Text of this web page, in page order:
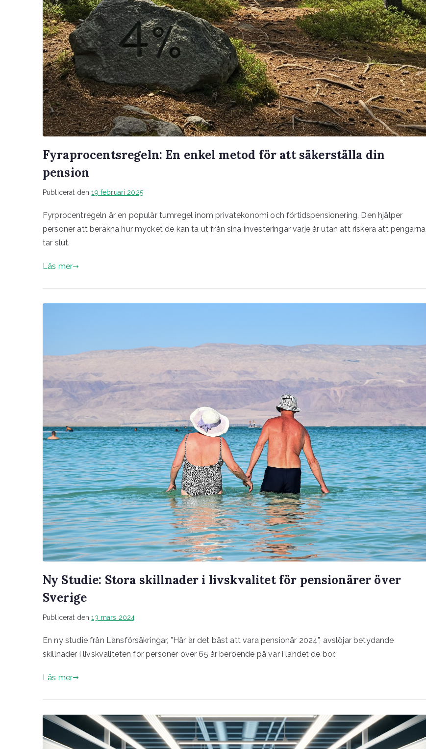
Fyraprocentsregeln: En enkel metod för att säkerställa din
pension
Publicerat den19 februari 2025
Fyrprocentregeln är en populär tumregel inom privatekonomi och förtidspensionering. Den hjälper
personer att beräkna hur mycket de kan ta ut från sina investeringar varje år utan att riskera att pengarna
tar slut.
Läs mer
Ny Studie: Stora skillnader i livskvalitet för pensionärer över
Sverige
Publicerat den13 mars 2024
En ny studie från Länsförsäkringar, ”Här är det bäst att vara pensionär 2024”, avslöjar betydande
skillnader i livskvaliteten för personer över 65 år beroende på var i landet de bor.
Läs mer